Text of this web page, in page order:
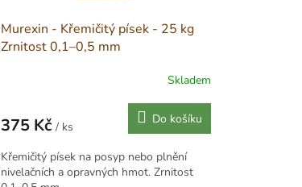
Murexin - Křemičitý písek - 25 kg
Zrnitost 0,1–0,5 mm
Skladem
375 Kč / ks
cena:
Do košíku
Křemičitý písek na posyp nebo plnění
nivelačních a opravných hmot. Zrnitost